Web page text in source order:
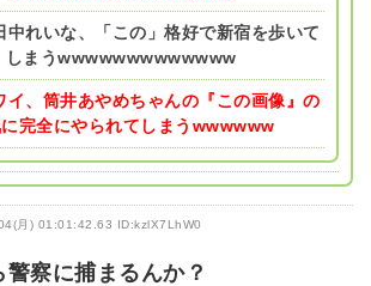
中れいな、「この」格好で新宿を歩いて
しまうwwwwwwwwwwwww
イ、筒井あやめちゃんの『この画像』の
完全にやられてしまうwwwwww
月) 01:01:42.63 ID:kzlX7LhW0
察に捕まるんか？